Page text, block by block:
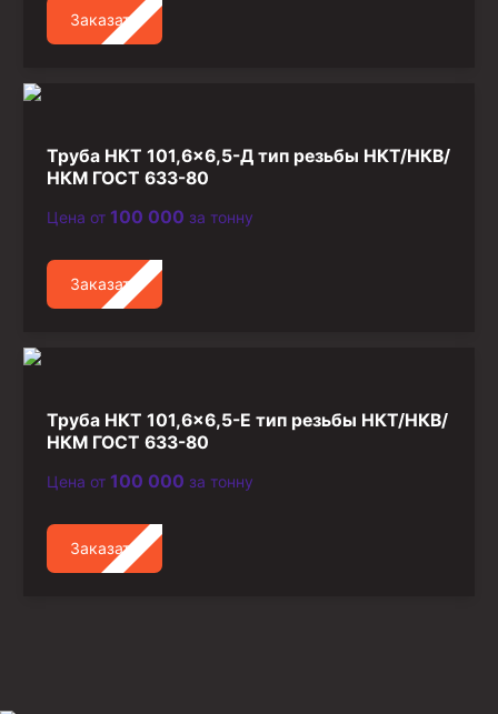
Заказать
Труба НКТ 101,6×6,5-Д тип резьбы НКТ/НКВ/
НКМ ГОСТ 633-80
Цена от 100 000 за тонну
Заказать
Труба НКТ 101,6×6,5-Е тип резьбы НКТ/НКВ/
НКМ ГОСТ 633-80
Цена от 100 000 за тонну
Заказать